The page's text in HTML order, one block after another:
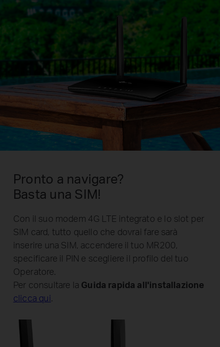
Pronto a navigare?
Basta una SIM!
Con il suo modem 4G LTE integrato e lo slot per
SIM card, tutto quello che dovrai fare sarà
inserire una SIM, accendere il tuo MR200,
specificare il PIN e scegliere il profilo del tuo
Operatore.
Per consultare la Guida rapida all'installazione
clicca qui.